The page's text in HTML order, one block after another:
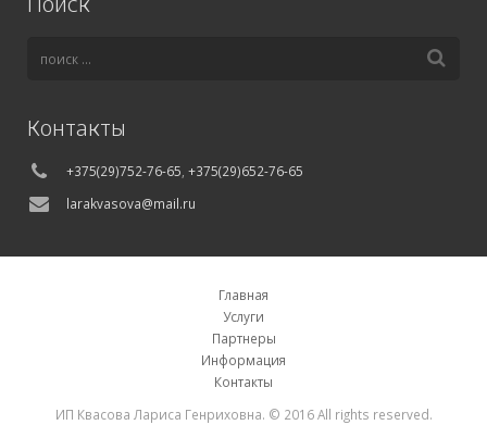
Контакты
+375(29)752-76-65, +375(29)652-76-65
larakvasova@mail.ru
Главная
Услуги
Партнеры
Информация
Контакты
ИП Квасова Лариса Генриховна. © 2016 All rights reserved.